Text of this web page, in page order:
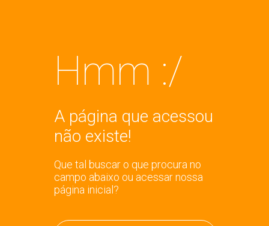
Hmm :/
A página que acessou
não existe!
Que tal buscar o que procura no
campo abaixo ou acessar nossa
página inicial?